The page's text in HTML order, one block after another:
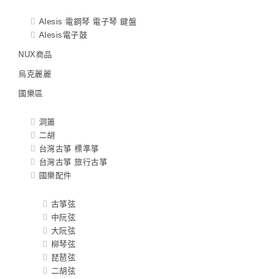
Alesis 電鋼琴 電子琴 鍵盤
Alesis電子鼓
NUX商品
烏克麗麗
國樂區
洞簫
二胡
台灣古箏 標準箏
台灣古箏 旅行古箏
國樂配件
古箏弦
中阮弦
大阮弦
柳琴弦
琵琶弦
二胡弦